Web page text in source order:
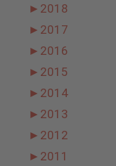
► 2018
► 2017
► 2016
► 2015
► 2014
► 2013
► 2012
► 2011